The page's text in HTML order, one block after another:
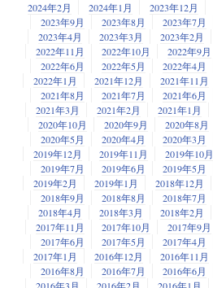
2024年2月 2024年1月 2023年12月
2023年9月
2023年8月 2023年7月
2023年4月
2023年3月 2023年2月
2022年11月
2022年10月 2022年9月
2022年6月
2022年5月 2022年4月
2022年1月
2021年12月 2021年11月
2021年8月
2021年7月 2021年6月
2021年3月
2021年2月 2021年1月
2020年10月
2020年9月 2020年8月
2020年5月
2020年4月 2020年3月
2019年12月
2019年11月 2019年10月
2019年7月
2019年6月 2019年5月
2019年2月
2019年1月 2018年12月
2018年9月
2018年8月 2018年7月
2018年4月
2018年3月 2018年2月
2017年11月
2017年10月 2017年9月
2017年6月
2017年5月 2017年4月
2017年1月
2016年12月 2016年11月
2016年8月
2016年7月 2016年6月